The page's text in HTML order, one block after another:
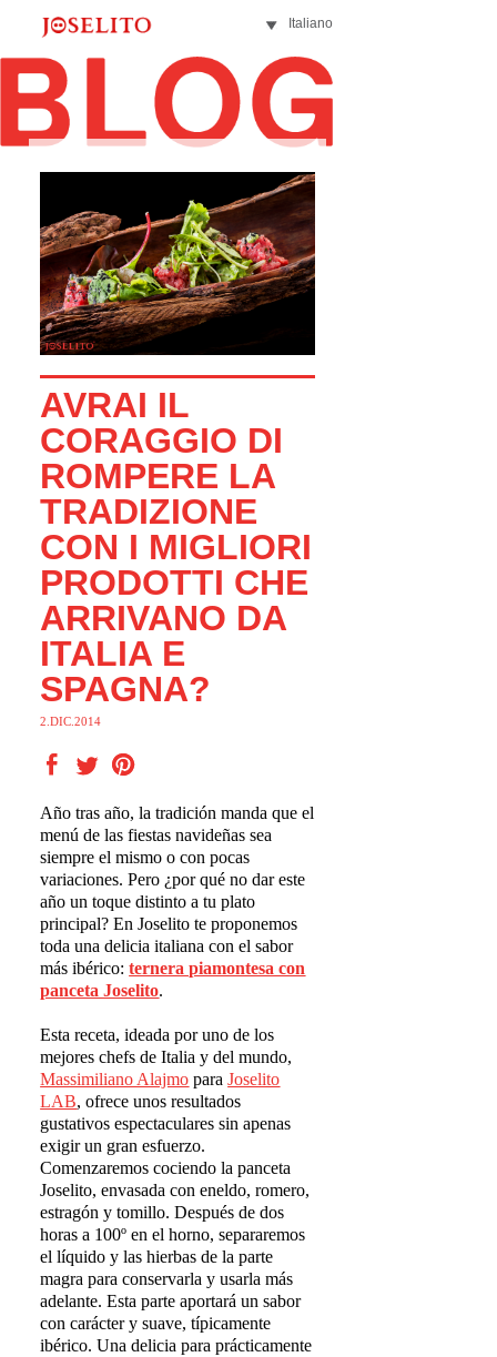
Italiano
AVRAI IL
CORAGGIO DI
ROMPERE LA
TRADIZIONE
CON I MIGLIORI
PRODOTTI CHE
ARRIVANO DA
ITALIA E
SPAGNA?
2.DIC.2014
Año tras año, la tradición manda que el
menú de las fiestas navideñas sea
siempre el mismo o con pocas
variaciones. Pero ¿por qué no dar este
año un toque distinto a tu plato
principal? En Joselito te proponemos
toda una delicia italiana con el sabor
más ibérico:ternera piamontesa con
panceta Joselito.
Esta receta, ideada por uno de los
mejores chefs de Italia y del mundo,
Massimiliano Alajmo paraJoselito
LAB, ofrece unos resultados
gustativos espectaculares sin apenas
exigir un gran esfuerzo.
Comenzaremos cociendo la panceta
Joselito, envasada con eneldo, romero,
estragón y tomillo. Después de dos
horas a 100º en el horno, separaremos
el líquido y las hierbas de la parte
magra para conservarla y usarla más
adelante. Esta parte aportará un sabor
con carácter y suave, típicamente
ibérico. Una delicia para prácticamente